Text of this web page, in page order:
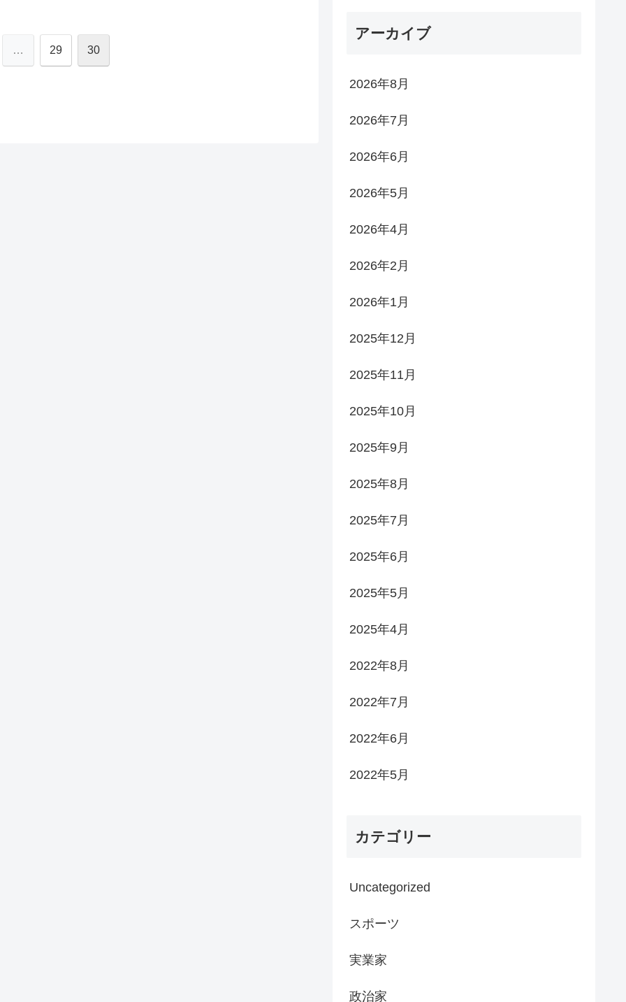
… 29 30
アーカイブ
2026年8月
2026年7月
2026年6月
2026年5月
2026年4月
2026年2月
2026年1月
2025年12月
2025年11月
2025年10月
2025年9月
2025年8月
2025年7月
2025年6月
2025年5月
2025年4月
2022年8月
2022年7月
2022年6月
2022年5月
カテゴリー
Uncategorized
スポーツ
実業家
政治家